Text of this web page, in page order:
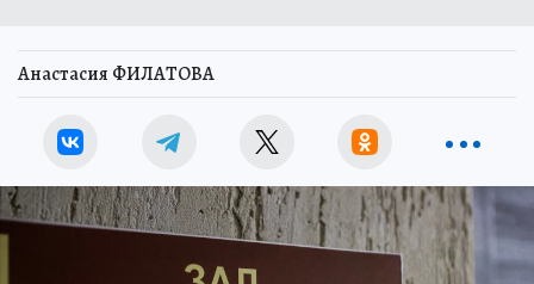
Анастасия ФИЛАТОВА